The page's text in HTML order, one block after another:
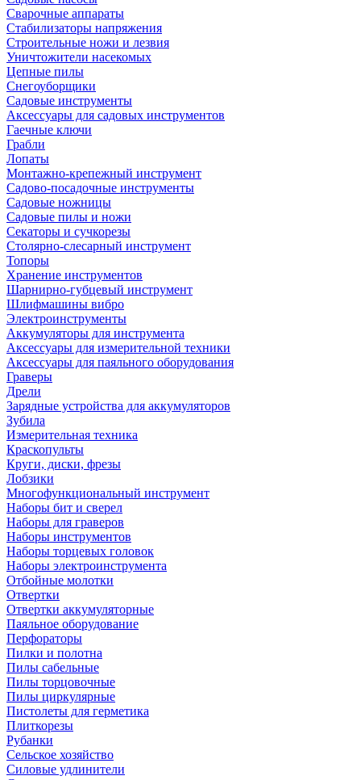
Сварочные аппараты
Стабилизаторы напряжения
Строительные ножи и лезвия
Уничтожители насекомых
Цепные пилы
Снегоуборщики
Садовые инструменты
Аксессуары для садовых инструментов
Гаечные ключи
Грабли
Лопаты
Монтажно-крепежный инструмент
Садово-посадочные инструменты
Садовые ножницы
Садовые пилы и ножи
Секаторы и сучкорезы
Столярно-слесарный инструмент
Топоры
Хранение инструментов
Шарнирно-губцевый инструмент
Шлифмашины вибро
Электроинструменты
Аккумуляторы для инструмента
Аксессуары для измерительной техники
Аксессуары для паяльного оборудования
Граверы
Дрели
Зарядные устройства для аккумуляторов
Зубила
Измерительная техника
Краскопульты
Круги, диски, фрезы
Лобзики
Многофункциональный инструмент
Наборы бит и сверел
Наборы для граверов
Наборы инструментов
Наборы торцевых головок
Наборы электроинструмента
Отбойные молотки
Отвертки
Отвертки аккумуляторные
Паяльное оборудование
Перфораторы
Пилки и полотна
Пилы сабельные
Пилы торцовочные
Пилы циркулярные
Пистолеты для герметика
Плиткорезы
Рубанки
Сельское хозяйство
Силовые удлинители